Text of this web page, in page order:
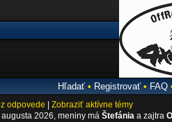
Hľadať• Registrovať• FAQ
odpovede
Zobraziť aktívne témy
2026, meniny má Štefánia a zajtra